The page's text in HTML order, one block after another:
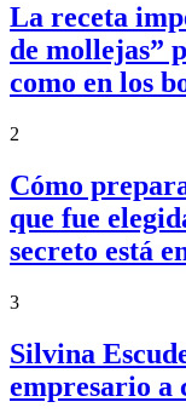
La receta
de mollejas”
como en los
2
Cómo
que fue
secreto está
3
Silvina
empresario a